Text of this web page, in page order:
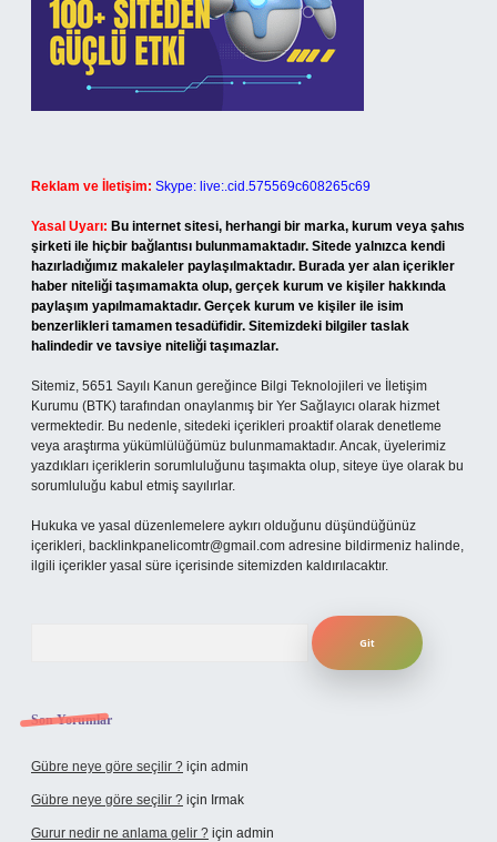
Reklam ve İletişim: Skype: live:.cid.575569c608265c69
Yasal Uyarı: Bu internet sitesi, herhangi bir marka, kurum veya şahıs
şirketi ile hiçbir bağlantısı bulunmamaktadır. Sitede yalnızca kendi
hazırladığımız makaleler paylaşılmaktadır. Burada yer alan içerikler
haber niteliği taşımamakta olup, gerçek kurum ve kişiler hakkında
paylaşım yapılmamaktadır. Gerçek kurum ve kişiler ile isim
benzerlikleri tamamen tesadüfidir. Sitemizdeki bilgiler taslak
halindedir ve tavsiye niteliği taşımazlar.
Sitemiz, 5651 Sayılı Kanun gereğince Bilgi Teknolojileri ve İletişim
Kurumu (BTK) tarafından onaylanmış bir Yer Sağlayıcı olarak hizmet
vermektedir. Bu nedenle, sitedeki içerikleri proaktif olarak denetleme
veya araştırma yükümlülüğümüz bulunmamaktadır. Ancak, üyelerimiz
yazdıkları içeriklerin sorumluluğunu taşımakta olup, siteye üye olarak bu
sorumluluğu kabul etmiş sayılırlar.
Hukuka ve yasal düzenlemelere aykırı olduğunu düşündüğünüz
içerikleri, backlinkpanelicomtr@gmail.com adresine bildirmeniz halinde,
ilgili içerikler yasal süre içerisinde sitemizden kaldırılacaktır.
Son Yorumlar
Gübre neye göre seçilir ? için admin
Gübre neye göre seçilir ? için Irmak
Gurur nedir ne anlama gelir ? için admin